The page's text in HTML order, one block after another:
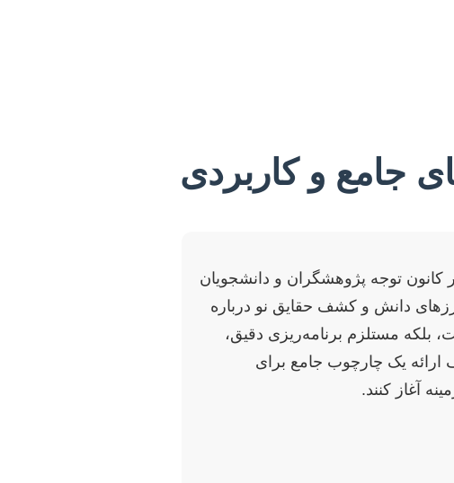
جامع و کاربردی
کانون توجه پژوهشگران و دانشجویان
دانش و کشف حقایق نو درباره
بلکه مستلزم برنامه‌ریزی دقیق،
ارائه یک چارچوب جامع برای
آغاز کنند.